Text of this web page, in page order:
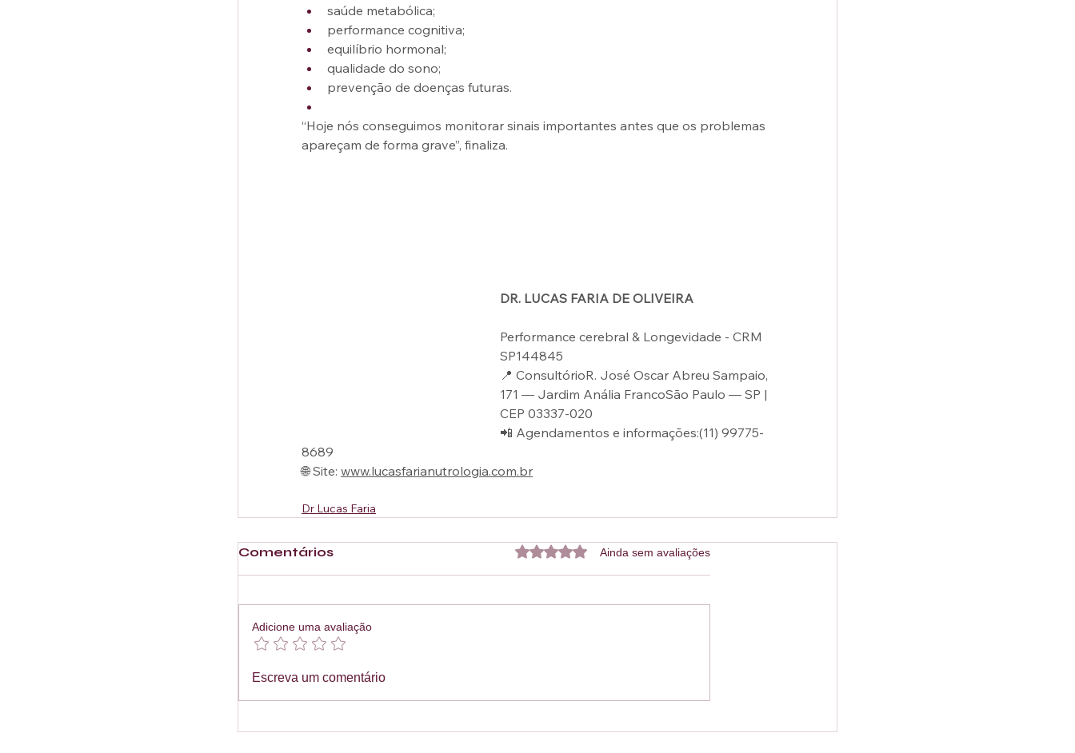
saúde metabólica;
performance cognitiva;
equilíbrio hormonal;
qualidade do sono;
prevenção de doenças futuras.
“Hoje nós conseguimos monitorar sinais importantes antes que os problemas
apareçam de forma grave”, finaliza.
DR. LUCAS FARIA DE OLIVEIRA
Performance cerebral & Longevidade - CRM
SP144845
📍 ConsultórioR. José Oscar Abreu Sampaio,
171 — Jardim Anália FrancoSão Paulo — SP |
CEP 03337-020
📲 Agendamentos e informações:(11) 99775-
8689
🌐 Site: www.lucasfarianutrologia.com.br
Dr Lucas Faria
Comentários Avaliado com 0 de 5 estrelas.
Ainda sem avaliações
Adicione uma avaliação
Escreva um comentário